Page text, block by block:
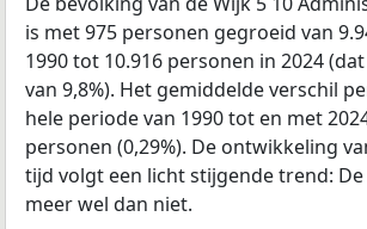
is met 975 personen gegroeid van
1990 tot 10.916 personen in 2024
van 9,8%). Het gemiddelde verschil
hele periode van 1990 tot en met
personen (0,29%). De ontwikkeling
tijd volgt een licht stijgende trend:
meer wel dan niet.